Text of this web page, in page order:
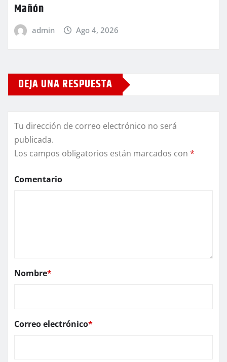
Mañón
admin Ago 4, 2026
DEJA UNA RESPUESTA
Tu dirección de correo electrónico no será
publicada.
Los campos obligatorios están marcados con *
Comentario
Nombre*
Correo electrónico*